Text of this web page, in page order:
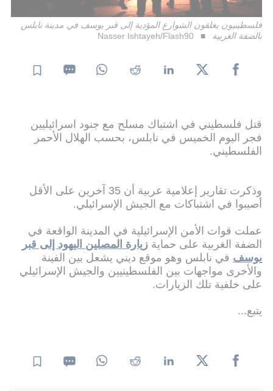
فلسطينيون يغلقون الشوارع المؤدية إلى قبر يوسف في مدينة نابلس
بالضفة الغربية
Nasser Ishtayeh/Flash90
قتل فلسطيني في اشتباك مسلح مع جنود اسرائيليين
فجر اليوم الخميس في نابلس، بحسب الهلال الأحمر
الفلسطيني.
وذكرت تقارير إعلامية عربية أن 35 آخرين على الأقل
أصيبوا في اشتباكات مع الجيش الإسرائيلي.
عملت قوات الأمن الإسرائيلية في المدينة الواقعة في
الضفة الغربية على حماية زيارة المصلين اليهود إلى قبر
يوسف في نابلس وهو موقع ديني يشعل بين الفينة
والأخرى مواجهات بين الفلسطينيين والجيش الإسرائيلي
على خلفية تلك الزيارات.
يتبع...